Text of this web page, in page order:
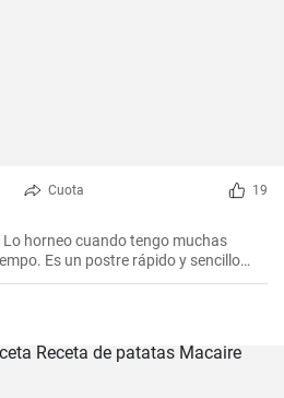
Cuota 19
horneo cuando tengo muchas
Es un postre rápido y sencillo